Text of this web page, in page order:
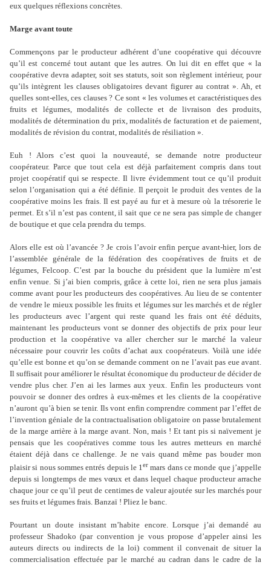
eux quelques réflexions concrètes.
Marge avant toute
Commençons par le producteur adhérent d’une coopérative qui découvre
qu’il est concerné tout autant que les autres. On lui dit en effet que « la
coopérative devra adapter, soit ses statuts, soit son règlement intérieur, pour
qu’ils intègrent les clauses obligatoires devant figurer au contrat ». Ah, et
quelles sont-elles, ces clauses ? Ce sont « les volumes et caractéristiques des
fruits et légumes, modalités de collecte et de livraison des produits,
modalités de détermination du prix, modalités de facturation et de paiement,
modalités de révision du contrat, modalités de résiliation ».
Euh ! Alors c’est quoi la nouveauté, se demande notre producteur
coopérateur. Parce que tout cela est déjà parfaitement compris dans tout
projet coopératif qui se respecte. Il livre évidemment tout ce qu’il produit
selon l’organisation qui a été définie. Il perçoit le produit des ventes de la
coopérative moins les frais. Il est payé au fur et à mesure où la trésorerie le
permet. Et s’il n’est pas content, il sait que ce ne sera pas simple de changer
de boutique et que cela prendra du temps.
Alors elle est où l’avancée ? Je crois l’avoir enfin perçue avant-hier, lors de
l’assemblée générale de la fédération des coopératives de fruits et de
légumes, Felcoop. C’est par la bouche du président que la lumière m’est
enfin venue. Si j’ai bien compris, grâce à cette loi, rien ne sera plus jamais
comme avant pour les producteurs des coopératives. Au lieu de se contenter
de vendre le mieux possible les fruits et légumes sur les marchés et de régler
les producteurs avec l’argent qui reste quand les frais ont été déduits,
maintenant les producteurs vont se donner des objectifs de prix pour leur
production et la coopérative va aller chercher sur le marché la valeur
nécessaire pour couvrir les coûts d’achat aux coopérateurs. Voilà une idée
qu’elle est bonne et qu’on se demande comment on ne l’avait pas eue avant.
Il suffisait pour améliorer le résultat économique du producteur de décider de
vendre plus cher. J’en ai les larmes aux yeux. Enfin les producteurs vont
pouvoir se donner des ordres à eux-mêmes et les clients de la coopérative
n’auront qu’à bien se tenir. Ils vont enfin comprendre comment par l’effet de
l’invention géniale de la contractualisation obligatoire on passe brutalement
de la marge arrière à la marge avant. Non, mais ! Et tant pis si naïvement je
pensais que les coopératives comme tous les autres metteurs en marché
étaient déjà dans ce challenge. Je ne vais quand même pas bouder mon
plaisir si nous sommes entrés depuis le 1er mars dans ce monde que j’appelle
depuis si longtemps de mes vœux et dans lequel chaque producteur arrache
chaque jour ce qu’il peut de centimes de valeur ajoutée sur les marchés pour
ses fruits et légumes frais. Banzaï ! Pliez le banc.
Pourtant un doute insistant m’habite encore. Lorsque j’ai demandé au
professeur Shadoko (par convention je vous propose d’appeler ainsi les
auteurs directs ou indirects de la loi) comment il convenait de situer la
commercialisation effectuée par le marché au cadran dans le cadre de la